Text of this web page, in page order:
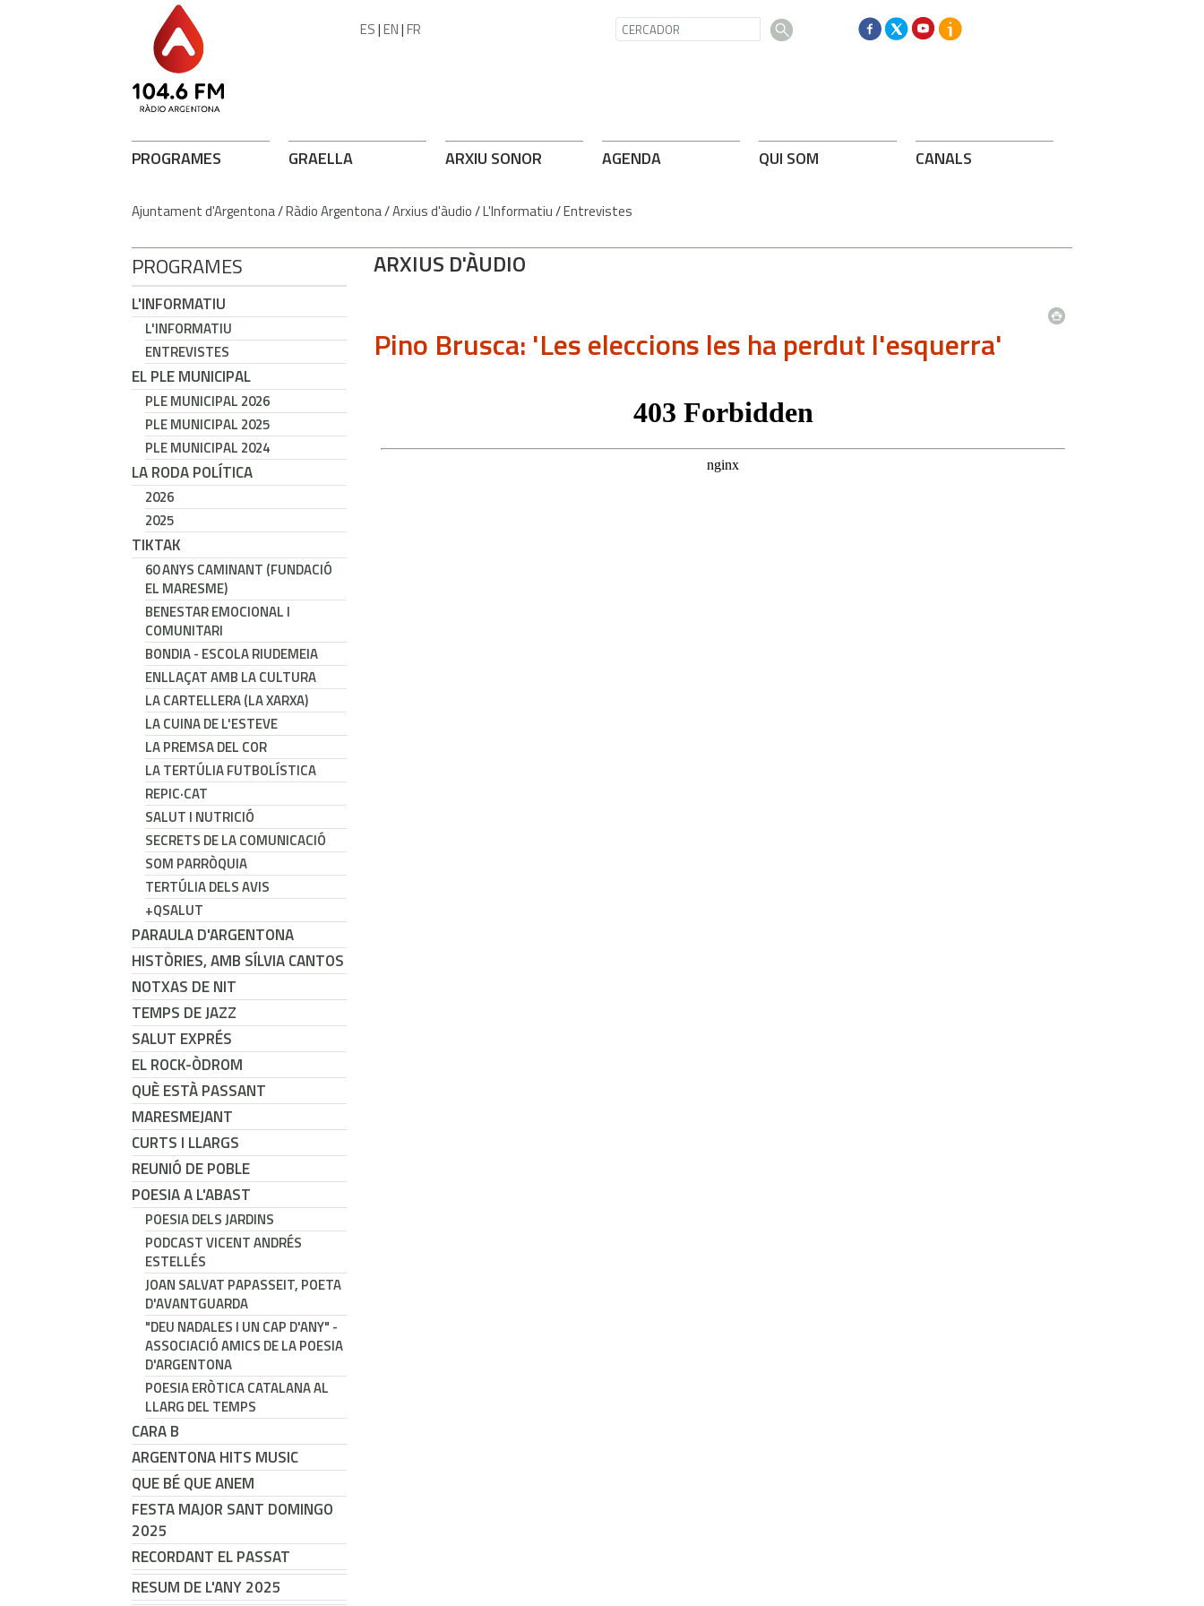
ES|EN|FR
PROGRAMES GRAELLA ARXIU SONOR AGENDA QUI SOM CANALS
Ajuntament d'Argentona/Ràdio Argentona/Arxius d'àudio/L'Informatiu/Entrevistes
PROGRAMES
L'INFORMATIU
L'INFORMATIU
ENTREVISTES
EL PLE MUNICIPAL
PLE MUNICIPAL 2026
PLE MUNICIPAL 2025
PLE MUNICIPAL 2024
LA RODA POLÍTICA
2026
2025
TIKTAK
60 ANYS CAMINANT (FUNDACIÓ
EL MARESME)
BENESTAR EMOCIONAL I
COMUNITARI
BONDIA - ESCOLA RIUDEMEIA
ENLLAÇAT AMB LA CULTURA
LA CARTELLERA (LA XARXA)
LA CUINA DE L'ESTEVE
LA PREMSA DEL COR
LA TERTÚLIA FUTBOLÍSTICA
REPIC·CAT
SALUT I NUTRICIÓ
SECRETS DE LA COMUNICACIÓ
SOM PARRÒQUIA
TERTÚLIA DELS AVIS
+QSALUT
PARAULA D'ARGENTONA
HISTÒRIES, AMB SÍLVIA CANTOS
NOTXAS DE NIT
TEMPS DE JAZZ
SALUT EXPRÉS
EL ROCK-ÒDROM
QUÈ ESTÀ PASSANT
MARESMEJANT
CURTS I LLARGS
REUNIÓ DE POBLE
POESIA A L'ABAST
POESIA DELS JARDINS
PODCAST VICENT ANDRÉS
ESTELLÉS
JOAN SALVAT PAPASSEIT, POETA
D'AVANTGUARDA
"DEU NADALES I UN CAP D'ANY" -
ASSOCIACIÓ AMICS DE LA POESIA
D'ARGENTONA
POESIA ERÒTICA CATALANA AL
LLARG DEL TEMPS
CARA B
ARGENTONA HITS MUSIC
QUE BÉ QUE ANEM
FESTA MAJOR SANT DOMINGO
2025
RECORDANT EL PASSAT
RESUM DE L'ANY 2025
ARXIUS D'ÀUDIO
Pino Brusca: 'Les eleccions les ha perdut l'esquerra'